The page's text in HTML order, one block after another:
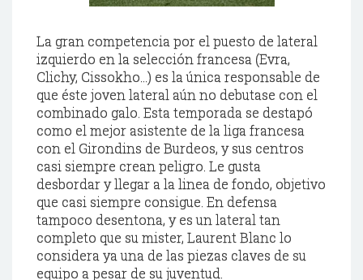
La gran competencia por el puesto de lateral
izquierdo en la selección francesa (Evra,
Clichy, Cissokho...) es la única responsable de
que éste joven lateral aún no debutase con el
combinado galo. Esta temporada se destapó
como el mejor asistente de la liga francesa
con el Girondins de Burdeos, y sus centros
casi siempre crean peligro. Le gusta
desbordar y llegar a la linea de fondo, objetivo
que casi siempre consigue. En defensa
tampoco desentona, y es un lateral tan
completo que sumister, LaurentBlanc lo
considera ya una de las piezas claves de su
equipo a pesar de su juventud.